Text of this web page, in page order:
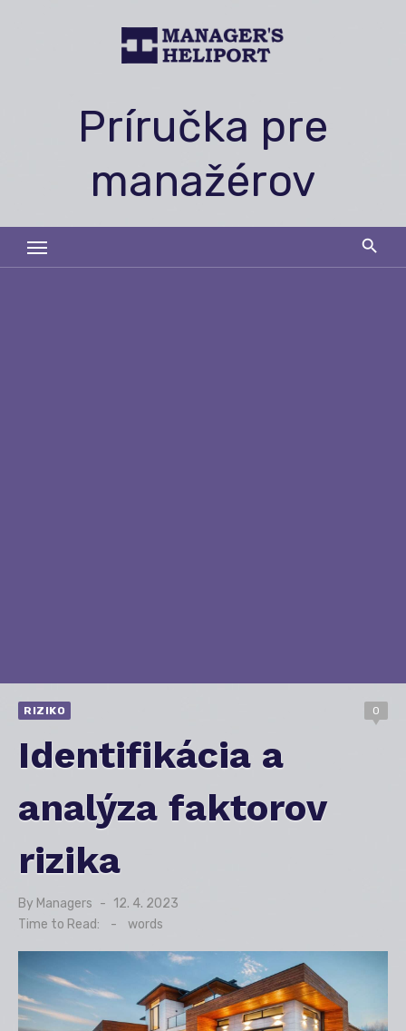
Príručka pre
manažérov
RIZIKO 0
Identifikácia a
analýza faktorov
rizika
By Managers
Posted
12. 4. 2023
Time to Read:
- words